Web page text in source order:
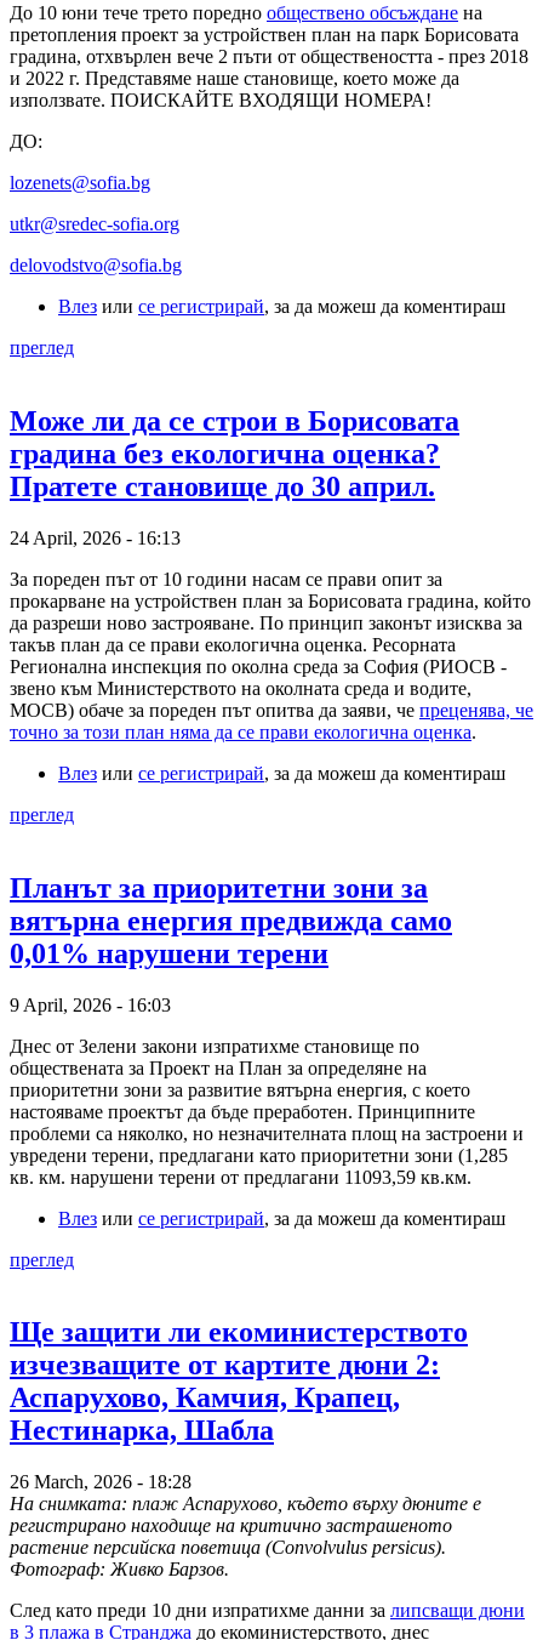
До 10 юни тече трето поредно обществено обсъждане на
претопления проект за устройствен план на парк Борисовата
градина, отхвърлен вече 2 пъти от обществеността - през 2018
и 2022 г. Представяме наше становище, което може да
използвате. ПОИСКАЙТЕ ВХОДЯЩИ НОМЕРА!
ДО:
lozenets@sofia.bg
utkr@sredec-sofia.org
delovodstvo@sofia.bg
Влез или се регистрирай, за да можеш да коментираш
преглед
Може ли да се строи в Борисовата
градина без екологична оценка?
Пратете становище до 30 април.
24 April, 2026 - 16:13
За пореден път от 10 години насам се прави опит за
прокарване на устройствен план за Борисовата градина, който
да разреши ново застрояване. По принцип законът изисква за
такъв план да се прави екологична оценка. Ресорната
Регионална инспекция по околна среда за София (РИОСВ -
звено към Министерството на околната среда и водите,
МОСВ) обаче за пореден път опитва да заяви, че преценява, че
точно за този план няма да се прави екологична оценка.
Влез или се регистрирай, за да можеш да коментираш
преглед
Планът за приоритетни зони за
вятърна енергия предвижда само
0,01% нарушени терени
9 April, 2026 - 16:03
Днес от Зелени закони изпратихме становище по
обществената за Проект на План за определяне на
приоритетни зони за развитие вятърна енергия, с което
настояваме проектът да бъде преработен. Принципните
проблеми са няколко, но незначителната площ на застроени и
увредени терени, предлагани като приоритетни зони (1,285
кв. км. нарушени терени от предлагани 11093,59 кв.км.
Влез или се регистрирай, за да можеш да коментираш
преглед
Ще защити ли екоминистерството
изчезващите от картите дюни 2:
Аспарухово, Камчия, Крапец,
Нестинарка, Шабла
26 March, 2026 - 18:28
На снимката: плаж Аспарухово, където върху дюните е
регистрирано находище на критично застрашеното
растение персийска поветица (Convolvulus persicus).
Фотограф: Живко Барзов.
След като преди 10 дни изпратихме данни за липсващи дюни
в 3 плажа в Странджа до екоминистерството, днес